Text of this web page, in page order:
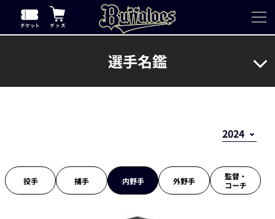
選手名鑑
投手 捕手 内野手 外野手
監督・
コーチ